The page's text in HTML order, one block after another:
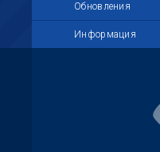
Обновления
Информация